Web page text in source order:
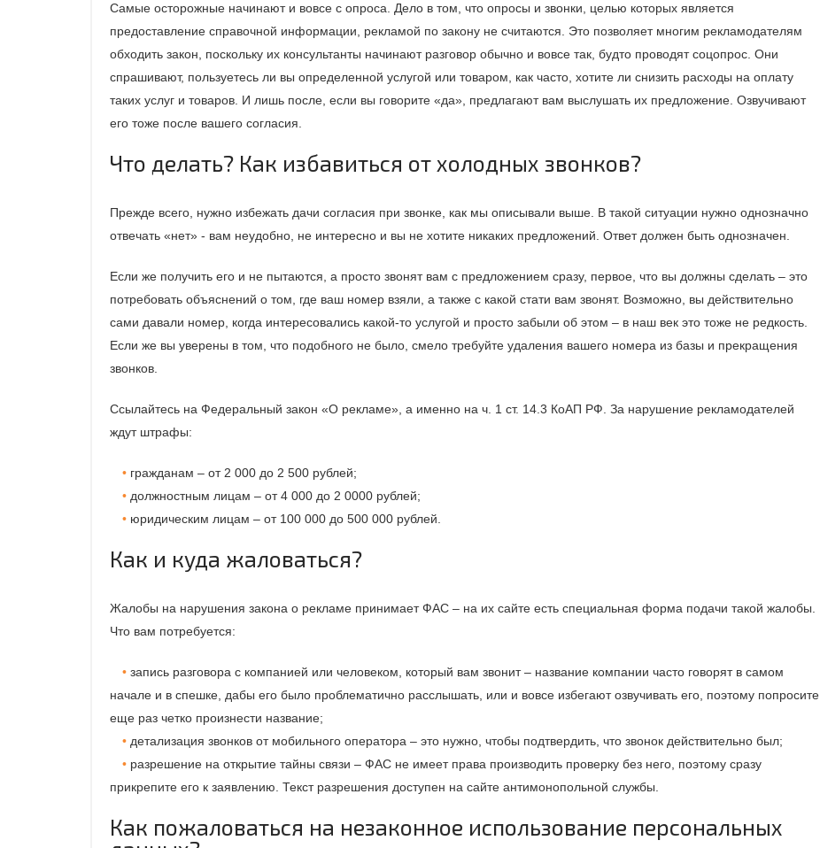
Самые осторожные начинают и вовсе с опроса. Дело в том, что опросы и звонки, целью которых является
предоставление справочной информации, рекламой по закону не считаются. Это позволяет многим рекламодателям
обходить закон, поскольку их консультанты начинают разговор обычно и вовсе так, будто проводят соцопрос. Они
спрашивают, пользуетесь ли вы определенной услугой или товаром, как часто, хотите ли снизить расходы на оплату
таких услуг и товаров. И лишь после, если вы говорите «да», предлагают вам выслушать их предложение. Озвучивают
его тоже после вашего согласия.
Что делать? Как избавиться от холодных звонков?
Прежде всего, нужно избежать дачи согласия при звонке, как мы описывали выше. В такой ситуации нужно однозначно
отвечать «нет» - вам неудобно, не интересно и вы не хотите никаких предложений. Ответ должен быть однозначен.
Если же получить его и не пытаются, а просто звонят вам с предложением сразу, первое, что вы должны сделать – это
потребовать объяснений о том, где ваш номер взяли, а также с какой стати вам звонят. Возможно, вы действительно
сами давали номер, когда интересовались какой-то услугой и просто забыли об этом – в наш век это тоже не редкость.
Если же вы уверены в том, что подобного не было, смело требуйте удаления вашего номера из базы и прекращения
звонков.
Ссылайтесь на Федеральный закон «О рекламе», а именно на ч. 1 ст. 14.3 КоАП РФ. За нарушение рекламодателей
ждут штрафы:
гражданам – от 2 000 до 2 500 рублей;
должностным лицам – от 4 000 до 2 0000 рублей;
юридическим лицам – от 100 000 до 500 000 рублей.
Как и куда жаловаться?
Жалобы на нарушения закона о рекламе принимает ФАС – на их сайте есть специальная форма подачи такой жалобы.
Что вам потребуется:
запись разговора с компанией или человеком, который вам звонит – название компании часто говорят в самом
начале и в спешке, дабы его было проблематично расслышать, или и вовсе избегают озвучивать его, поэтому попросите
еще раз четко произнести название;
детализация звонков от мобильного оператора – это нужно, чтобы подтвердить, что звонок действительно был;
разрешение на открытие тайны связи – ФАС не имеет права производить проверку без него, поэтому сразу
прикрепите его к заявлению. Текст разрешения доступен на сайте антимонопольной службы.
Как пожаловаться на незаконное использование персональных